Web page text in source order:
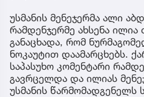
უსმანის მენეჯერმა ალი
რამდენჯერმე ახსენა
განაცხადა, რომ
ნოკაუტით დაამარცხებს.
საპასუხო კომენტარი
გავრცელდა და ილიას
უსმანის წარმომადგენელს